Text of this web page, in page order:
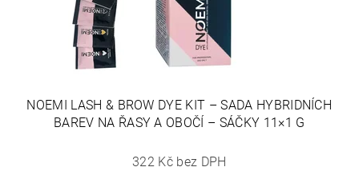
NOEMI LASH & BROW DYE KIT – SADA HYBRIDNÍCH
BAREV NA ŘASY A OBOČÍ – SÁČKY 11×1 G
322 Kč bez DPH